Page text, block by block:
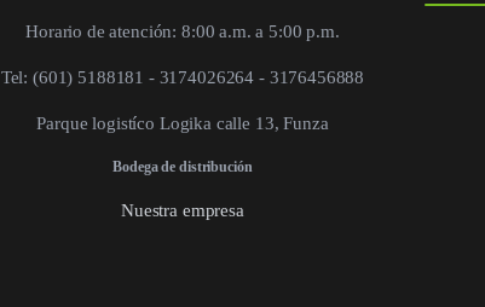
Horario de atención: 8:00 a.m. a 5:00 p.m.
Tel: (601) 5188181 - 3174026264 - 3176456888
Parque logistíco Logika calle 13, Funza
Bodega de distribución
Nuestra empresa